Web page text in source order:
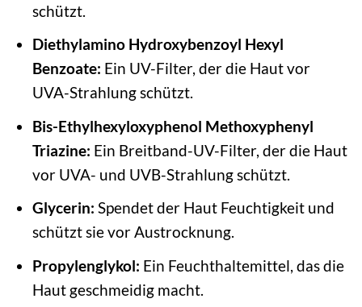
schützt.
Diethylamino Hydroxybenzoyl Hexyl
Benzoate: Ein UV-Filter, der die Haut vor
UVA-Strahlung schützt.
Bis-Ethylhexyloxyphenol Methoxyphenyl
Triazine: Ein Breitband-UV-Filter, der die Haut
vor UVA- und UVB-Strahlung schützt.
Glycerin: Spendet der Haut Feuchtigkeit und
schützt sie vor Austrocknung.
Propylenglykol: Ein Feuchthaltemittel, das die
Haut geschmeidig macht.